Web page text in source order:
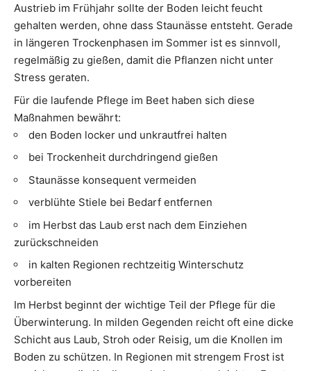
Austrieb im Frühjahr sollte der Boden leicht feucht
gehalten werden, ohne dass Staunässe entsteht. Gerade
in längeren Trockenphasen im Sommer ist es sinnvoll,
regelmäßig zu gießen, damit die Pflanzen nicht unter
Stress geraten.
Für die laufende Pflege im Beet haben sich diese
Maßnahmen bewährt:
den Boden locker und unkrautfrei halten
bei Trockenheit durchdringend gießen
Staunässe konsequent vermeiden
verblühte Stiele bei Bedarf entfernen
im Herbst das Laub erst nach dem Einziehen
zurückschneiden
in kalten Regionen rechtzeitig Winterschutz
vorbereiten
Im Herbst beginnt der wichtige Teil der Pflege für die
Überwinterung. In milden Gegenden reicht oft eine dicke
Schicht aus Laub, Stroh oder Reisig, um die Knollen im
Boden zu schützen. In Regionen mit strengem Frost ist